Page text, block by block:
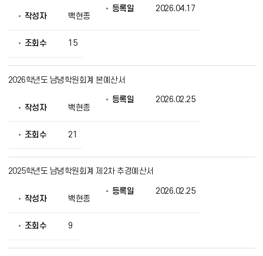
번
호,
제
일,
조
작성자 백현종
등록일 2026.04.17
조회수 15
2026학년도 남녕학원회계 본예산서
작성자 백현종
등록일 2026.02.25
조회수 21
2025학년도 남녕학원회계 제2차 추경예산서
작성자 백현종
등록일 2026.02.25
조회수 9